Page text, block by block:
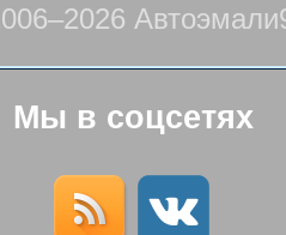
Мы в соцсетях